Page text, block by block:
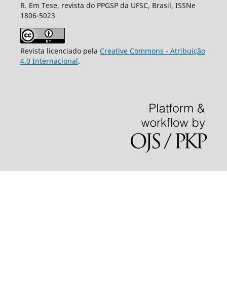
R. Em Tese, revista do PPGSP da UFSC, Brasil, ISSNe
1806-5023
Revista licenciado pela Creative Commons - Atribuição
4.0 Internacional.